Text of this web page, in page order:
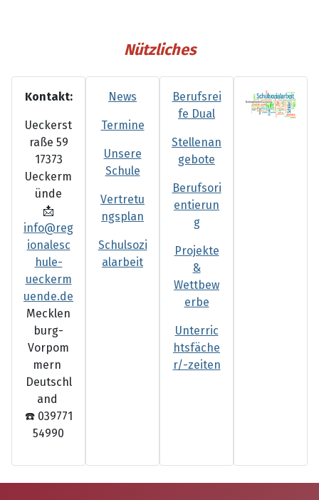
Nützliches
Kontakt:
Ueckerst
raße 59
17373
Ueckerm
ünde
📩
info@reg
ionalesc
hule-
ueckerm
uende.de
Mecklen
burg-
Vorpom
mern
Deutschl
and
☎️ 039771
54990
News
Termine
Unsere
Schule
Vertretu
ngsplan
Schulsozi
alarbeit
Berufsrei
fe Dual
Stellenan
gebote
Berufsori
entierun
g
Projekte
&
Wettbew
erbe
Unterric
htsfäche
r/-zeiten